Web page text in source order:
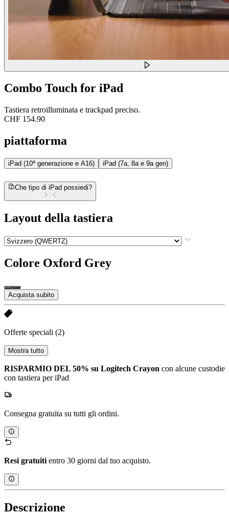
Combo Touch for iPad
Tastiera retroilluminata e trackpad preciso.
CHF 154.90
piattaforma
iPad (10ª generazione e A16) iPad (7a, 8a e 9a gen)
Che tipo di iPad possiedi?
Layout della tastiera
Colore Oxford Grey
Acquista subito
Offerte speciali (2)
Mostra tutto
RISPARMIO DEL 50% su Logitech Crayon con alcune custodie
con tastiera per iPad
Consegna gratuita su tutti gli ordini.
Resi gratuiti entro 30 giorni dal tuo acquisto.
Descrizione